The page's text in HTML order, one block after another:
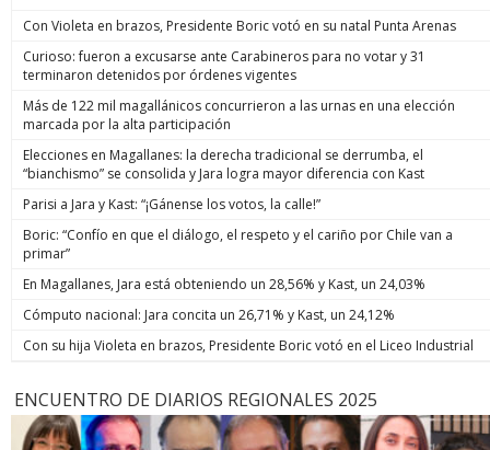
Con Violeta en brazos, Presidente Boric votó en su natal Punta Arenas
Curioso: fueron a excusarse ante Carabineros para no votar y 31
terminaron detenidos por órdenes vigentes
Más de 122 mil magallánicos concurrieron a las urnas en una elección
marcada por la alta participación
Elecciones en Magallanes: la derecha tradicional se derrumba, el
“bianchismo” se consolida y Jara logra mayor diferencia con Kast
Parisi a Jara y Kast: “¡Gánense los votos, la calle!”
Boric: “Confío en que el diálogo, el respeto y el cariño por Chile van a
primar”
En Magallanes, Jara está obteniendo un 28,56% y Kast, un 24,03%
Cómputo nacional: Jara concita un 26,71% y Kast, un 24,12%
Con su hija Violeta en brazos, Presidente Boric votó en el Liceo Industrial
ENCUENTRO DE DIARIOS REGIONALES 2025